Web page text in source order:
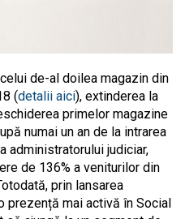
de-al doilea magazin din
(detalii aici), extinderea la
primelor magazine
numai un an de la intrarea
administratorului judiciar,
de 136% a veniturilor din
prin lansarea
prezență mai activă în Social